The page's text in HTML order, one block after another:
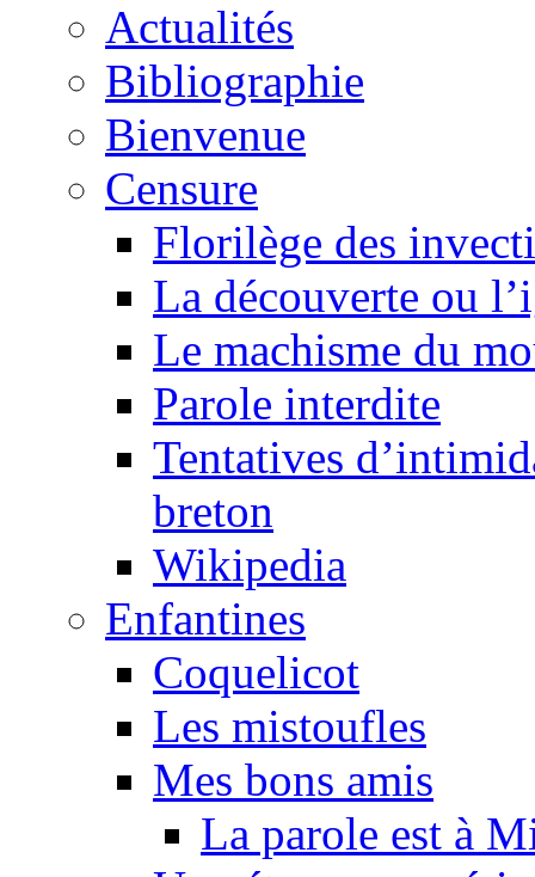
Actualités
Bibliographie
Bienvenue
Censure
Florilège des
La découverte ou
Le machisme du
Parole interdite
Tentatives
breton
Wikipedia
Enfantines
Coquelicot
Les mistoufles
Mes bons amis
La parole est à